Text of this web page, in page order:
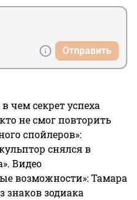
Отправить
чем секрет успеха
не смог повторить
спойлеров»:
снялся в
Видео
возможности»: Тамара
знаков зодиака